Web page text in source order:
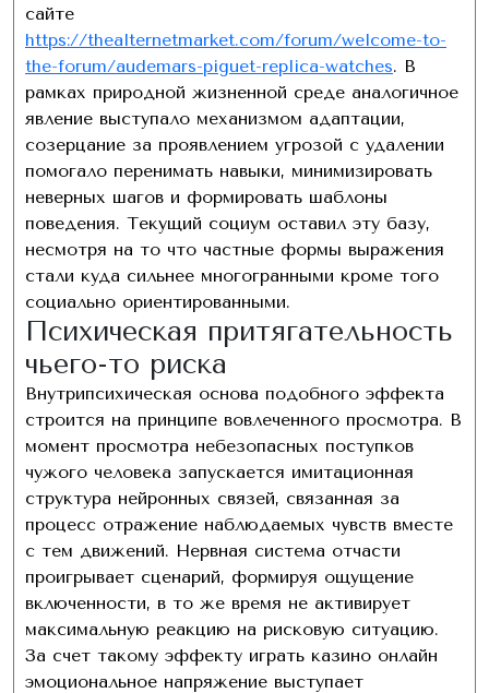
сайте
https://thealternetmarket.com/forum/welcome-to-
the-forum/audemars-piguet-replica-watches. В
рамках природной жизненной среде аналогичное
явление выступало механизмом адаптации,
созерцание за проявлением угрозой с удалении
помогало перенимать навыки, минимизировать
неверных шагов и формировать шаблоны
поведения. Текущий социум оставил эту базу,
несмотря на то что частные формы выражения
стали куда сильнее многогранными кроме того
социально ориентированными.
Психическая притягательность
чьего-то риска
Внутрипсихическая основа подобного эффекта
строится на принципе вовлеченного просмотра. В
момент просмотра небезопасных поступков
чужого человека запускается имитационная
структура нейронных связей, связанная за
процесс отражение наблюдаемых чувств вместе
с тем движений. Нервная система отчасти
проигрывает сценарий, формируя ощущение
включенности, в то же время не активирует
максимальную реакцию на рисковую ситуацию.
За счет такому эффекту играть казино онлайн
эмоциональное напряжение выступает